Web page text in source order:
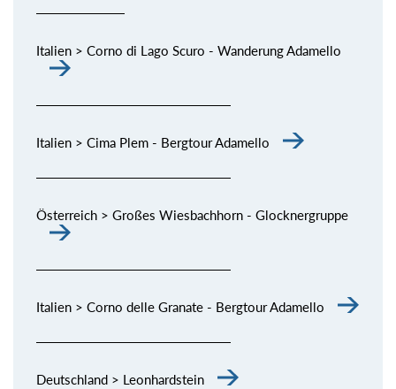
Italien > Corno di Lago Scuro - Wanderung Adamello
Italien > Cima Plem - Bergtour Adamello
Österreich > Großes Wiesbachhorn - Glocknergruppe
Italien > Corno delle Granate - Bergtour Adamello
Deutschland > Leonhardstein